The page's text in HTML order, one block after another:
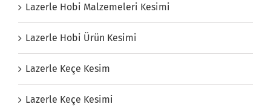
Lazerle Hobi Malzemeleri Kesimi
Lazerle Hobi Ürün Kesimi
Lazerle Keçe Kesim
Lazerle Keçe Kesimi